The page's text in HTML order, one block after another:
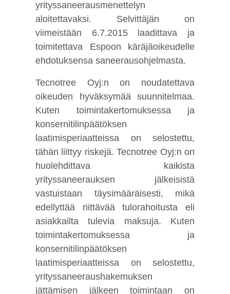
yrityssaneerausmenettelyn
aloitettavaksi. Selvittäjän on
viimeistään 6.7.2015 laadittava ja
toimitettava Espoon käräjäoikeudelle
ehdotuksensa saneerausohjelmasta.
Tecnotree Oyj:n on noudatettava
oikeuden hyväksymää suunnitelmaa.
Kuten toimintakertomuksessa ja
konsernitilinpäätöksen
laatimisperiaatteissa on selostettu,
tähän liittyy riskejä. Tecnotree Oyj:n on
huolehdittava kaikista
yrityssaneerauksen jälkeisistä
vastuistaan täysimääräisesti, mikä
edellyttää riittävää tulorahoitusta eli
asiakkailta tulevia maksuja. Kuten
toimintakertomuksessa ja
konsernitilinpäätöksen
laatimisperiaatteissa on selostettu,
yrityssaneeraushakemuksen
jättämisen jälkeen toimintaan on